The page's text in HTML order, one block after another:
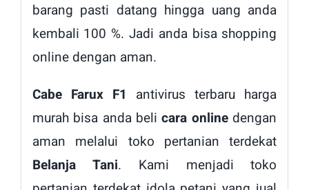
barang pasti datang hingga uang anda
kembali 100 %. Jadi anda bisa shopping
online dengan aman.
Cabe Farux F1
antivirus terbaru harga
murah bisa anda beli cara online dengan
aman melalui toko pertanian terdekat
Belanja Tani. Kami menjadi toko